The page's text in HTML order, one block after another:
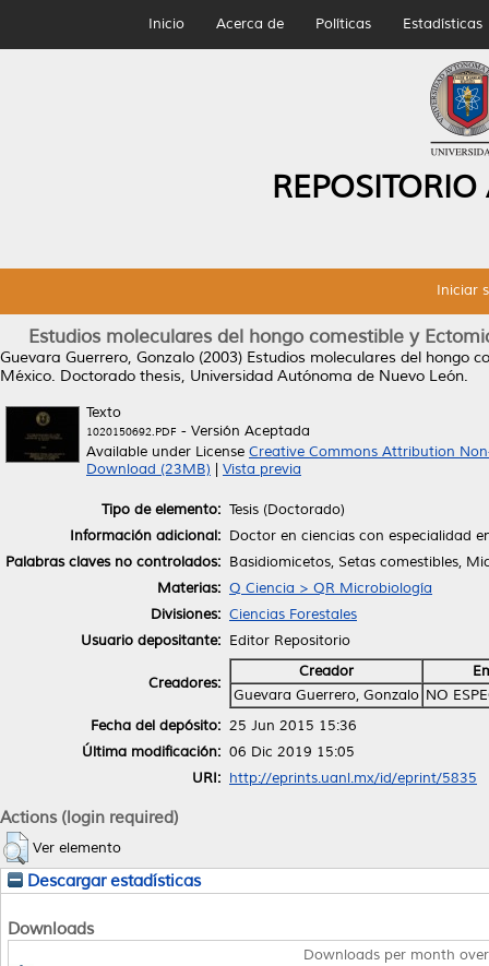
Inicio Acerca de Políticas Estadísticas
Iniciar
Estudios moleculares del hongo comestible y
Guevara Guerrero, Gonzalo (2003) Estudios moleculares del hongo
México. Doctorado thesis, Universidad Autónoma de Nuevo León.
Texto
1020150692.PDF - Versión Aceptada
Available under License Creative Commons Attribution
Download (23MB)
Vista previa
Tipo de elemento: Tesis (Doctorado)
Información adicional: Doctor en ciencias con especialidad
Palabras claves no controlados: Basidiomicetos, Setas comestibles,
Materias: Q Ciencia > QR Microbiología
Divisiones: Ciencias Forestales
Usuario depositante: Editor Repositorio
Creadores:
Creador
Guevara Guerrero, Gonzalo NO
Fecha del depósito: 25 Jun 2015 15:36
Última modificación: 06 Dic 2019 15:05
URI: http://eprints.uanl.mx/id/eprint/5835
Actions (login required)
Ver elemento
Descargar estadísticas
Downloads
Downloads per month